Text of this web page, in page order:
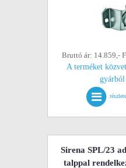
Bruttó ár: 14.859,-
A terméket
gyárból
Sirena SPL/23
talppal